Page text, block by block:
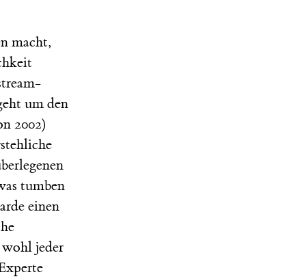
macht,
um den
2002)
tumben
einen
wohl jeder